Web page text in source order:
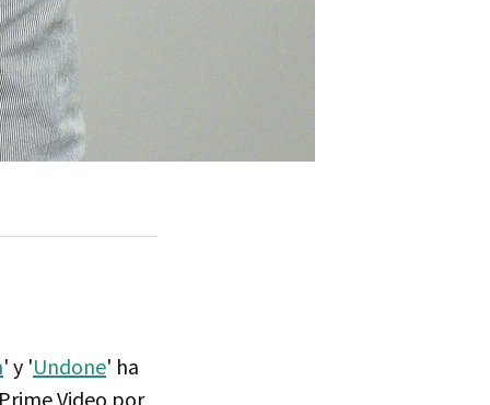
' y 'Undone' ha
Video por